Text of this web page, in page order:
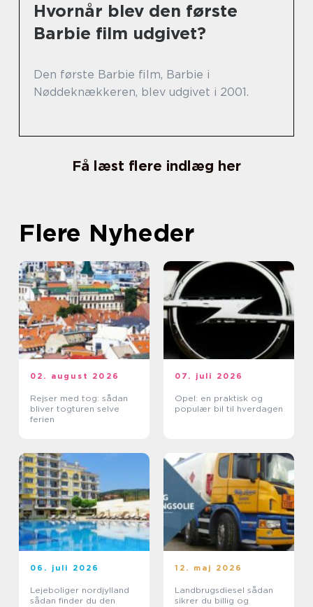
Hvornår blev den første
Barbie film udgivet?
Den første Barbie film, Barbie i
Nøddeknækkeren, blev udgivet i 2001.
Få læst flere indlæg her
Flere Nyheder
02. august 2026
Rejser med tog: sådan
bliver togturen selve
ferien
07. juli 2026
Opel: en praktisk og
populær bil til hverdagen
06. juli 2026
Lejeboliger nordjylland
sådan finder du den
12. maj 2026
Landbrugsdiesel sådan
sikrer du billig og